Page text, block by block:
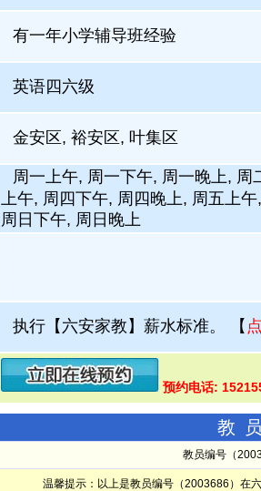
有一年小学辅导班经验
英语四六级
金安区, 裕安区, 叶集区
周一上午, 周一下午, 周一晚上,
上午, 周四下午, 周四晚上, 周五上
周日下午, 周日晚上
执行【六安家教】薪水标准。 【
预约电话:
教
教员编号（
温馨提示：以上是教员编号（2003686）在